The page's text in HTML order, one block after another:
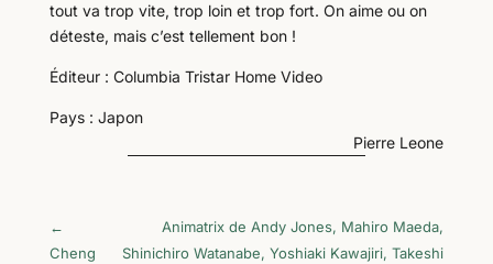
tout va trop vite, trop loin et trop fort. On aime ou on
déteste, mais c’est tellement bon !
Éditeur : Columbia Tristar Home Video
Pays : Japon
Pierre Leone
←
Cheng
Animatrix de Andy Jones, Mahiro Maeda,
Shinichiro Watanabe, Yoshiaki Kawajiri, Takeshi